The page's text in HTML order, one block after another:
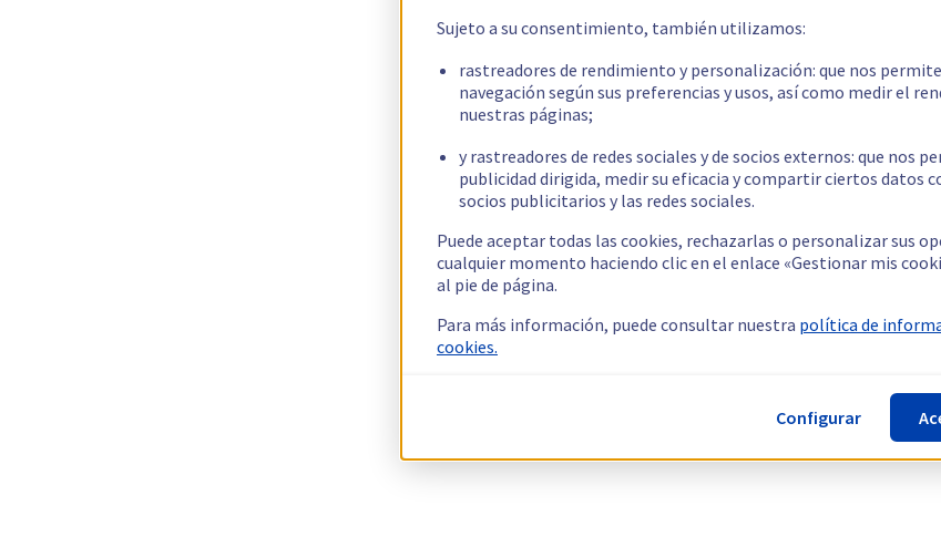
Sujeto a su consentimiento, también utilizamos:
rastreadores de rendimiento y personalización: que nos
navegación según sus preferencias y usos, así como medir el
nuestras páginas;
y rastreadores de redes sociales y de socios externos: que nos
publicidad dirigida, medir su eficacia y compartir ciertos datos
socios publicitarios y las redes sociales.
Puede aceptar todas las cookies, rechazarlas o personalizar sus
cualquier momento haciendo clic en el enlace «Gestionar mis
al pie de página.
Para más información, puede consultar nuestra política de
cookies.
Configurar